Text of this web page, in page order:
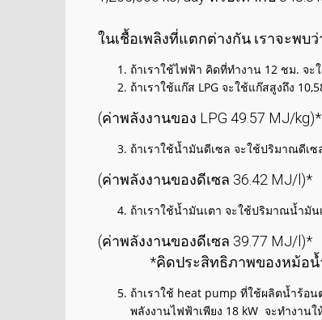
ในเชื้อเพลิงที่แตกต่างกัน เราจะพบว่
ถ้าเราใช้ไฟฟ้า คิดที่ทำงาน 12 ชม. จะ
ถ้าเราใช้แก๊ส LPG จะใช้แก๊สสูงถึง
(ค่าพลังงานของ LPG 49.57 MJ/kg)*
ถ้าเราใช้น้ำมันดีเซล จะใช้ปริมาณดีเซ
(ค่าพลังงานของดีเซล 36.42 MJ/l)*
ถ้าเราใช้น้ำมันเตา จะใช้ปริมาณน้ำมัน
(ค่าพลังงานของดีเซล 39.77 MJ/l)*
*คิดประสิทธิภาพของหม้อน้ำ
ถ้าเราใช้ heat pump ที่ใช้ผลิตน้ำร้อ
พลังงานไฟฟ้าเพียง 18 kW จะทำงาน